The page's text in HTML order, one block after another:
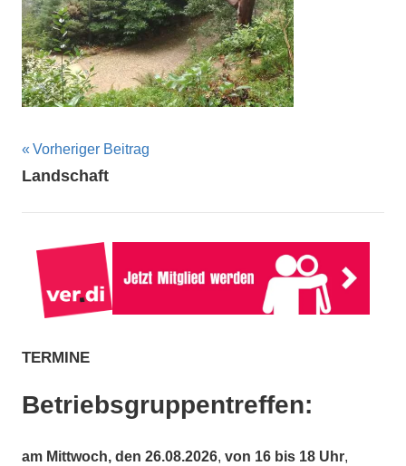
Beitragsnavigation
Vorheriger Beitrag
Landschaft
TERMINE
Betriebsgruppentreffen:
am Mittwoch, den 26.08.2026, von 16 bis 18 Uhr,